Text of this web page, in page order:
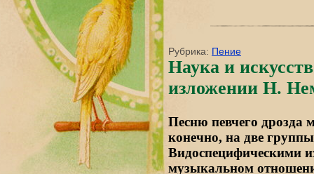
Рубрика: Пение
Наука и
изложении Н.
Песню певчего дрозда
конечно, на две
Видоспецифическими
музыкальном